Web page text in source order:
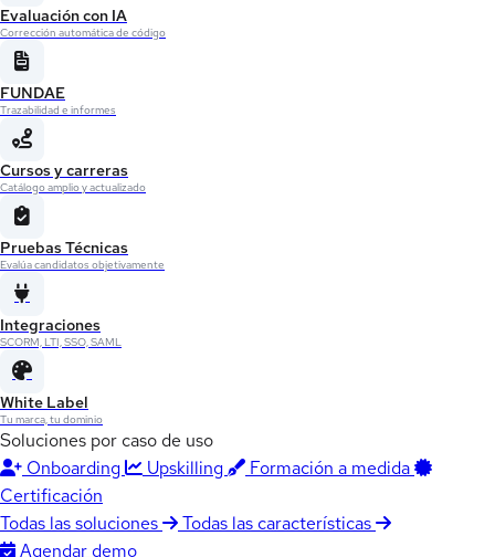
Evaluación con IA
Corrección automática de código
FUNDAE
Trazabilidad e informes
Cursos y carreras
Catálogo amplio y actualizado
Pruebas Técnicas
Evalúa candidatos objetivamente
Integraciones
SCORM, LTI, SSO, SAML
White Label
Tu marca, tu dominio
Soluciones por caso de uso
Onboarding
Upskilling
Formación a medida
Certificación
Todas las soluciones
Todas las características
Agendar demo